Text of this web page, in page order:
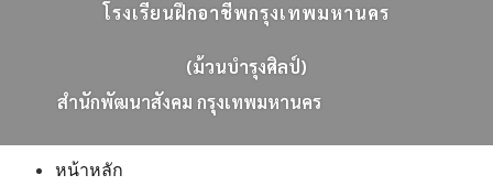
โรงเรียนฝึกอาชีพกรุงเทพมหานคร
(ม้วนบำรุงศิลป์)
สนกพฒนาสงคม กรงเทพมหานคร
หน้าหลัก